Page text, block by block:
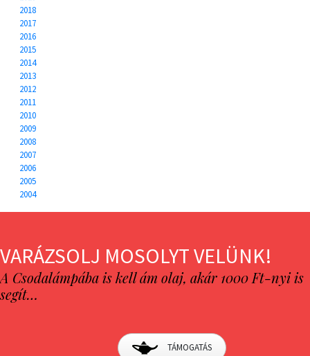
2018
2017
2016
2015
2014
2013
2012
2011
2010
2009
2008
2007
2006
2005
2004
VARÁZSOLJ MOSOLYT VELÜNK!
A Csodalámpába is kell ám olaj, akár 1000 Ft-nyi is
segít…
TÁMOGATÁS